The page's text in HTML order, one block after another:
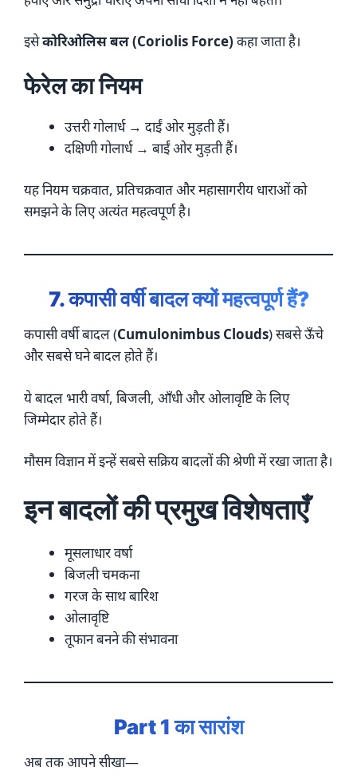
इसेकोरिओलिस बल (Coriolis Force) कहा जाता है।
फेरेल का नियम
उत्तरी गोलार्ध → दाईं ओर मुड़ती हैं।
दक्षिणी गोलार्ध → बाईं ओर मुड़ती हैं।
यह नियम चक्रवात, प्रतिचक्रवात और महासागरीय धाराओं को
समझने के लिए अत्यंत महत्वपूर्ण है।
7. कपासी वर्षी बादल क्यों महत्वपूर्ण हैं?
कपासी वर्षी बादल (Cumulonimbus Clouds) सबसे ऊँचे
और सबसे घने बादल होते हैं।
ये बादल भारी वर्षा, बिजली, आँधी और ओलावृष्टि के लिए
जिम्मेदार होते हैं।
मौसम विज्ञान में इन्हें सबसे सक्रिय बादलों की श्रेणी में रखा जाता है।
इन बादलों की प्रमुख विशेषताएँ
मूसलाधार वर्षा
बिजली चमकना
गरज के साथ बारिश
ओलावृष्टि
तूफान बनने की संभावना
Part 1 का सारांश
अब तक आपने सीखा—